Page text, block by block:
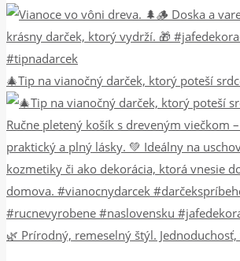
🎄Tip na vianočný darček, ktorý poteší
🌿 Prírodný, remeselný štýl.